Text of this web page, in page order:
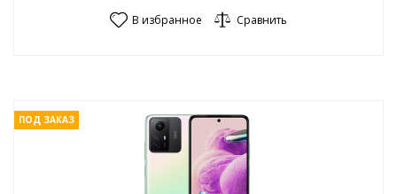
В избранное Сравнить
ПОД ЗАКАЗ